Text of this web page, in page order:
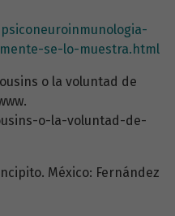
se-lo-muestra.html
o la voluntad de
o-la-voluntad-de-
México: Fernández